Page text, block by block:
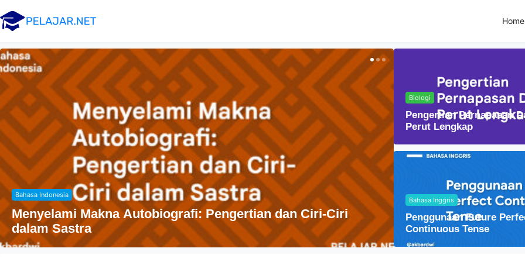
Home
Agama
Penyebaran Agama Islam Di Indonesia Lensa Cembung
Biologi
Pengertian Pernapasan
Perut Lengkap
Bahasa Inggris
Penggunaan Future
Continuous Tense